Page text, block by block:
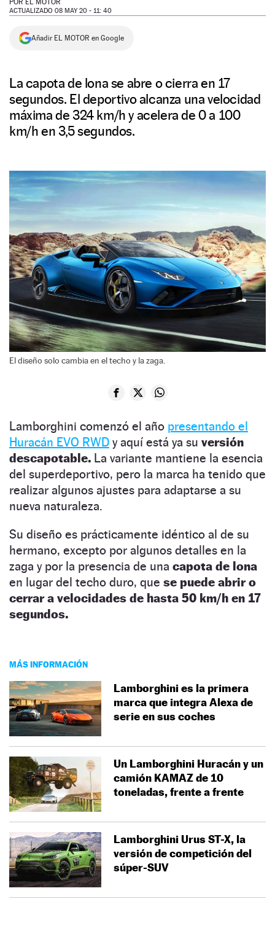
NEWSLETTER
POR EL MOTOR
ACTUALIZADO 08 MAY 20 - 11: 40
Añadir EL MOTOR en Google
La capota de lona se abre o cierra en 17
segundos. El deportivo alcanza una velocidad
máxima de 324 km/h y acelera de 0 a 100
km/h en 3,5 segundos.
El diseño solo cambia en el techo y la zaga.
Lamborghini comenzó el año presentando el
Huracán EVO RWD y aquí está ya su versión
descapotable. La variante mantiene la esencia
del superdeportivo, pero la marca ha tenido que
realizar algunos ajustes para adaptarse a su
nueva naturaleza.
Su diseño es prácticamente idéntico al de su
hermano, excepto por algunos detalles en la
zaga y por la presencia de una capota de lona
en lugar del techo duro, que se puede abrir o
cerrar a velocidades de hasta 50 km/h en 17
segundos.
MÁS INFORMACIÓN
Lamborghini es la primera
marca que integra Alexa de
serie en sus coches
Un Lamborghini Huracán y un
camión KAMAZ de 10
toneladas, frente a frente
Lamborghini Urus ST-X, la
versión de competición del
súper-SUV